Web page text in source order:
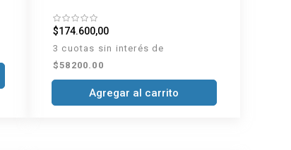
$174.600,00
3 cuotas sin interés de
$58200.00
Agregar al carrito